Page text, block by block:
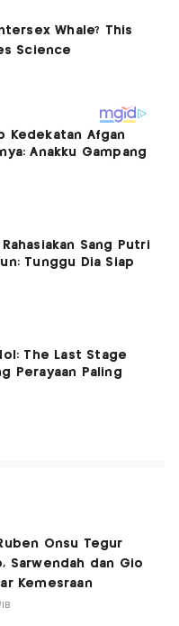
Kedekatan Afgan
Anakku Gampang
Sang Putri
Tunggu Dia Siap
The Last Stage
Perayaan Paling
Onsu Tegur
Sarwendah dan Gio
Kemesraan